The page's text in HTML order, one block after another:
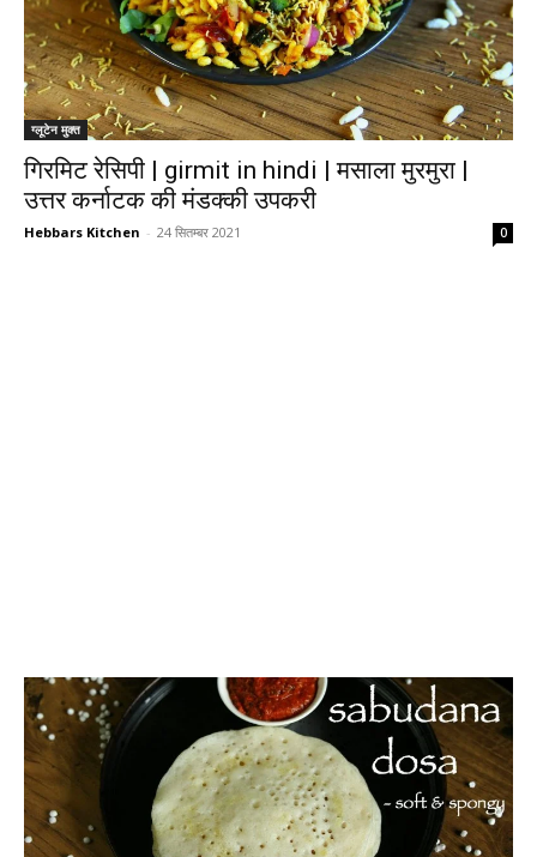
ग्लूटेन मुक्त
गिरमिट रेसिपी | girmit in hindi | मसाला मुरमुरा |
उत्तर कर्नाटक की मंडक्की उपकरी
Hebbars Kitchen - 24 सितम्बर 2021 0